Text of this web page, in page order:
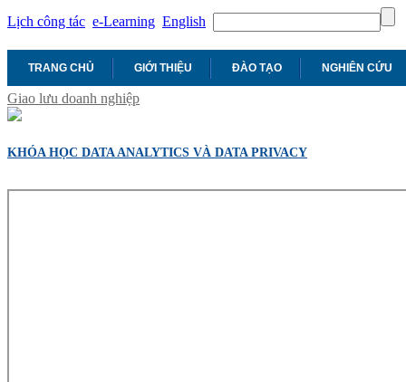
Lịch công tác e-Learning English
TRANG CHỦ GIỚI THIỆU ĐÀO TẠO NGHIÊN CỨU
Giao lưu doanh nghiệp
KHÓA HỌC DATA ANALYTICS VÀ DATA PRIVACY